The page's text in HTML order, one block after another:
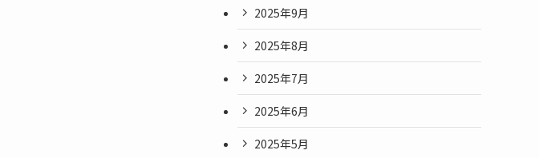
2025年9月
2025年8月
2025年7月
2025年6月
2025年5月